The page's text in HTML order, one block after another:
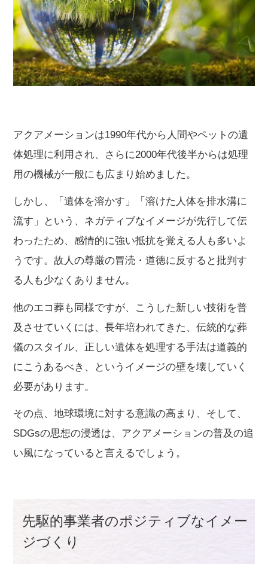
アクアメーションは1990年代から人間やペットの遺
体処理に利用され、さらに2000年代後半からは処理
用の機械が一般にも広まり始めました。
しかし、「遺体を溶かす」「溶けた人体を排水溝に
流す」という、ネガティブなイメージが先行して伝
わったため、感情的に強い抵抗を覚える人も多いよ
うです。故人の尊厳の冒涜・道徳に反すると批判す
る人も少なくありません。
他のエコ葬も同様ですが、こうした新しい技術を普
及させていくには、長年培われてきた、伝統的な葬
儀のスタイル、正しい遺体を処理する手法は道義的
にこうあるべき、というイメージの壁を壊していく
必要があります。
その点、地球環境に対する意識の高まり、そして、
SDGsの思想の浸透は、アクアメーションの普及の追
い風になっていると言えるでしょう。
先駆的事業者のポジティブなイメー
ジづくり